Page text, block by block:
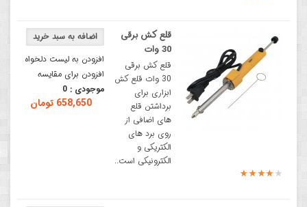
افزودن به لیست دلخواه
افزودن برای مقایسه
موجودی : 0
658,650 تومان
قلع کش برقی
30 وات
قلع کش برقی
30 وات قلع کش
ابزاری برای
برداشتن قلع
های اضافی از
روی برد های
الکتریکی و
الکترونیکی است..